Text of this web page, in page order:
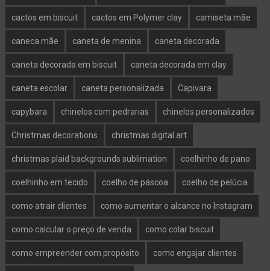
cactos em biscuit cactos em Polymer clay camiseta mãe
caneca mãe caneta de menina caneta decorada
caneta decorada em biscuit caneta decorada em clay
caneta escolar caneta personalizada Capivara
capybara chinelos com pedrarias chinelos personalizados
Christmas decorations christmas digital art
christmas plaid backgrounds sublimation coelhinho de pano
coelhinho em tecido coelho de páscoa coelho de pelúcia
como atrair clientes como aumentar o alcance no Instagram
como calcular o preço de venda como colar biscuit
como empreender com propósito como engajar clientes